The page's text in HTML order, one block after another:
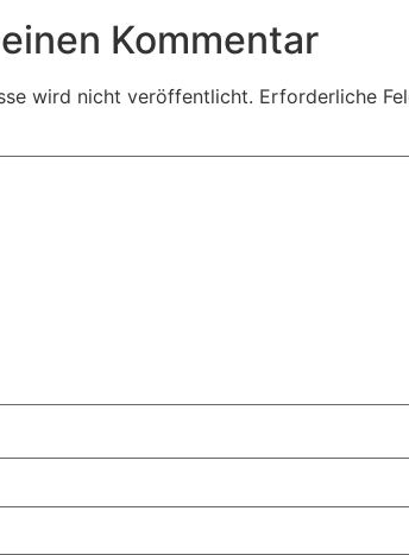
Kommentar
wird nicht veröffentlicht. Erforderliche